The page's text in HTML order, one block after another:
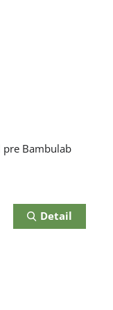
pre Bambulab
Detail